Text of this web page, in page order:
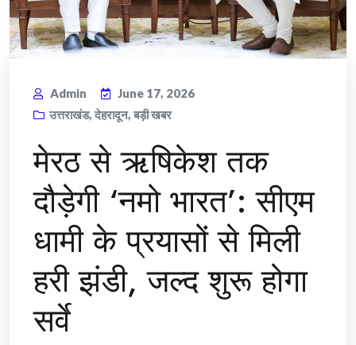
Admin
June 17, 2026
उत्तराखंड, देहरादून, बड़ी खबर
​मेरठ से ऋषिकेश तक
दौड़ेगी ‘नमो भारत’: सीएम
धामी के प्रयासों से मिली
हरी झंडी, जल्द शुरू होगा
सर्वे